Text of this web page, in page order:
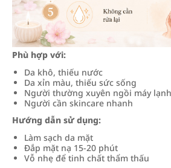
Phù hợp với:
Da khô, thiếu nước
Da xỉn màu, thiếu sức sống
Người thường xuyên ngồi máy lạnh
Người cần skincare nhanh
Hướng dẫn sử dụng:
Làm sạch da mặt
Đắp mặt nạ 15-20 phút
Vỗ nhẹ để tinh chất thẩm thấu